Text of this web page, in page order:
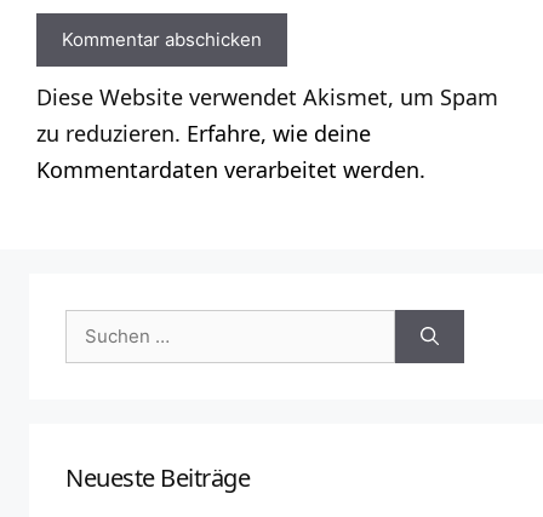
Diese Website verwendet Akismet, um Spam
zu reduzieren. Erfahre, wie deine
Kommentardaten verarbeitet werden.
Suchen
nach:
Neueste Beiträge